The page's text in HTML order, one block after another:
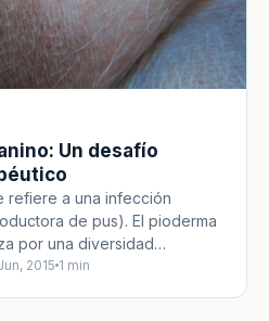
Un desafío
refiere a una infección
de pus). El pioderma
por una diversidad…
2015 1 min